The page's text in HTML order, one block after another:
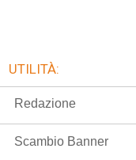
UTILITÀ:
Redazione
Scambio Banner